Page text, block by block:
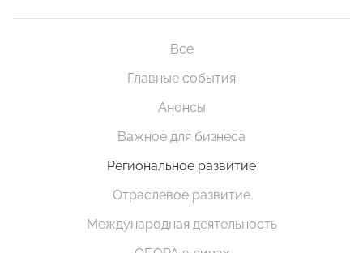
Все
Главные события
Анонсы
Важное для бизнеса
Региональное развитие
Отраслевое развитие
Международная деятельность